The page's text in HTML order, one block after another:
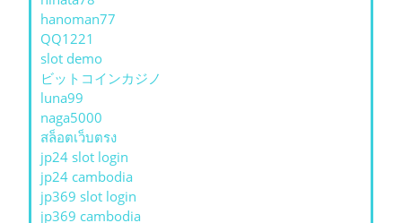
hanoman77
QQ1221
slot demo
ビットコインカジノ
luna99
naga5000
สล็อตเว็บตรง
jp24 slot login
jp24 cambodia
jp369 slot login
jp369 cambodia